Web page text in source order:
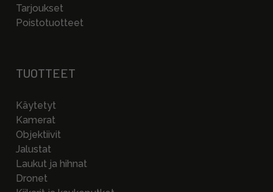
Tarjoukset
Poistotuotteet
TUOTTEET
Käytetyt
Kamerat
Objektiivit
Jalustat
Laukut ja hihnat
Dronet